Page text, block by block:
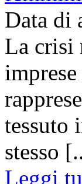
Data di
La crisi
tessuto
stesso
Leggi